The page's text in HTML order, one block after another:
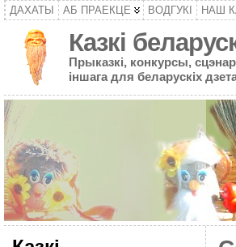
ДАХАТЫ АБ ПРАЕКЦЕ ВОДГУКІ НАШ
Казкі
Прыказкі, конкурсы,
іншага для беларускіх